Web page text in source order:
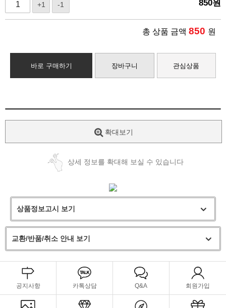
+1 -1 850원
총 상품 금액 850 원
바로 구매하기 장바구니 관심상품
확대보기
상세 정보를 확대해 보실 수 있습니다
상품정보고시 보기
교환/반품/취소 안내 보기
공지사항 카톡상담 Q&A 회원가입